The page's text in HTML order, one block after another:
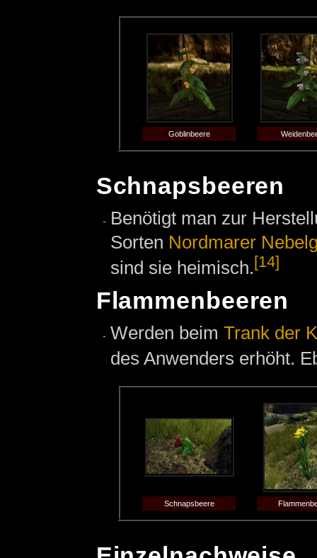
Goblinbeere
Schnapsbeeren
Benötigt man zur
Sorten Nordmarer
sind sie heimisch.[14]
Flammenbeeren
Werden beim Trank der
des Anwenders erhöht.
Schnapsbeere